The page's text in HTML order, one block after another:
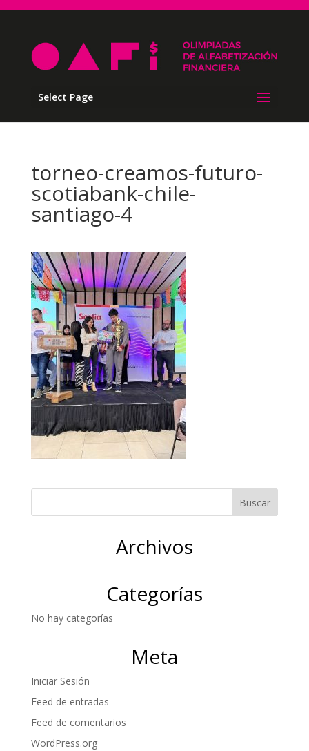
Select Page
torneo-creamos-futuro-
scotiabank-chile-
santiago-4
Archivos
Categorías
No hay categorías
Meta
Iniciar Sesión
Feed de entradas
Feed de comentarios
WordPress.org